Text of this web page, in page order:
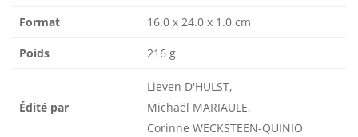
Format 16.0 x 24.0 x 1.0 cm
Poids 216 g
Édité par
Lieven D'HULST,
Michaël MARIAULE,
Corinne WECKSTEEN-QUINIO